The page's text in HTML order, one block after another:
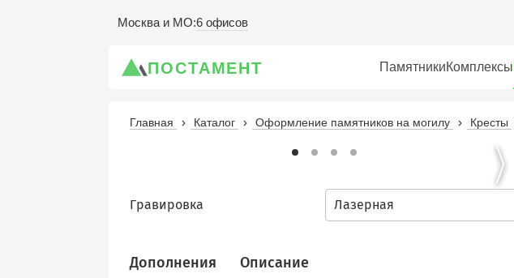
Москва и МО:6 офисов
ПОСТАМЕНТ ПамятникиКомплексы
Главная Каталог Оформление памятников на могилу Кресты
Лазерная
Гравировка
Дополнения Описание